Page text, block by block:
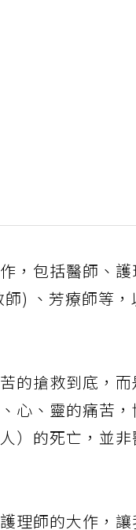
，包括醫師、
) 、芳療師等
的搶救到底，
心、靈的痛苦
）的死亡，並